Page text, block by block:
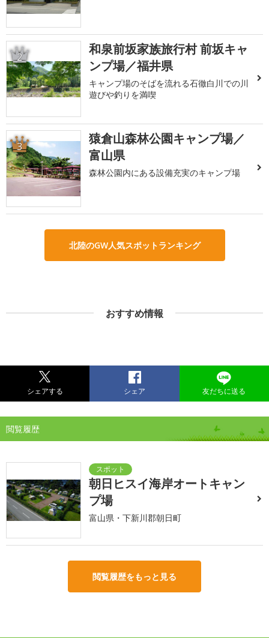
2
和泉前坂家族旅行村 前坂キャ
ンプ場／福井県
キャンプ場のそばを流れる石徹白川での川
遊びや釣りを満喫
3
猿倉山森林公園キャンプ場／
富山県
森林公園内にある設備充実のキャンプ場
北陸のGW人気スポットランキング
おすすめ情報
シェアする シェア 友だちに送る
閲覧履歴
朝日ヒスイ海岸オートキャン
プ場
富山県・下新川郡朝日町
閲覧履歴をもっと見る